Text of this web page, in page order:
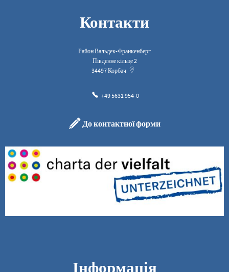
Контакти
Район Вальдек-Франкенберг
Південне кільце 2
34497Корбач
+49 5631 954-0
До контактної форми
Інформація